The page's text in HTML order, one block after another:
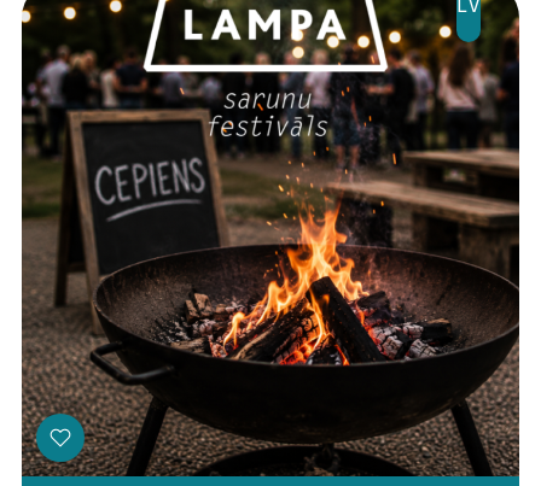
Festivāls
Programma
Arhīvs
Viņi bija LAMPĀ 2026
Jaunumi
Ziedo
Kontakti